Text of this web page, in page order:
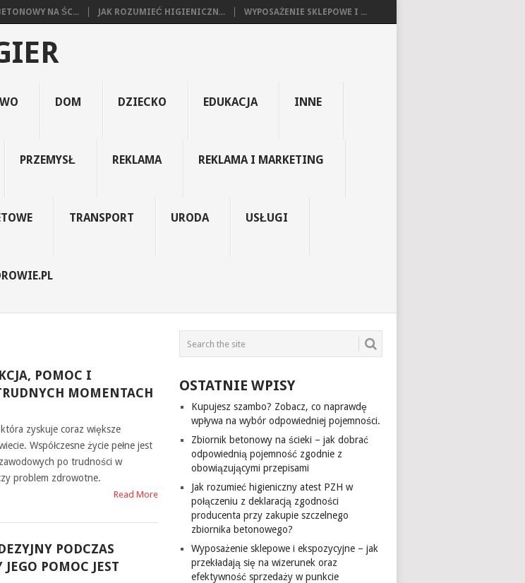
NA ŚC... JAK ROZUMIEĆ HIGIENICZN... WYPOSAŻENIE SKLEPOWE I ...
DOM DZIECKO EDUKACJA INNE
PRZEMYSŁ REKLAMA REKLAMA I MARKETING
TRANSPORT URODA USŁUGI
POMOC I
MOMENTACH
zyskuje coraz większe
Współczesne życie pełne jest
po trudności w
problem zdrowotne.
Read More
PODCZAS
POMOC JEST
OSTATNIE WPISY
Kupujesz szambo? Zobacz, co naprawdę
wpływa na wybór odpowiedniej pojemności.
Zbiornik betonowy na ścieki – jak dobrać
odpowiednią pojemność zgodnie z
obowiązującymi przepisami
Jak rozumieć higieniczny atest PZH w
połączeniu z deklaracją zgodności
producenta przy zakupie szczelnego
zbiornika betonowego?
Wyposażenie sklepowe i ekspozycyjne – jak
przekładają się na wizerunek oraz
efektywność sprzedaży w punkcie